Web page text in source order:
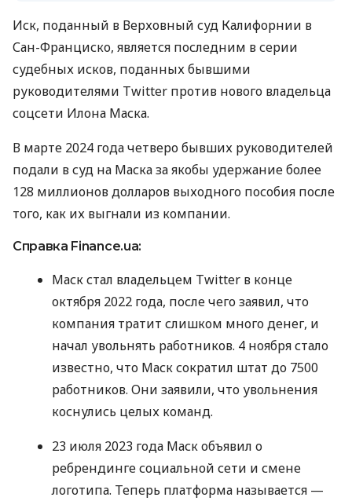
Иск, поданный в Верховный суд Калифорнии в
Сан-Франциско, является последним в серии
судебных исков, поданных бывшими
руководителями Twitter против нового владельца
соцсети Илона Маска.
В марте 2024 года четверо бывших руководителей
подали в суд на Маска за якобы удержание более
128 миллионов долларов выходного пособия после
того, как их выгнали из компании.
Справка Finance.ua:
Маск стал владельцем Twitter в конце
октября 2022 года, после чего заявил, что
компания тратит слишком много денег, и
начал увольнять работников. 4 ноября стало
известно, что Маск сократил штат до 7500
работников. Они заявили, что увольнения
коснулись целых команд.
23 июля 2023 года Маск объявил о
ребрендинге социальной сети и смене
логотипа. Теперь платформа называется —